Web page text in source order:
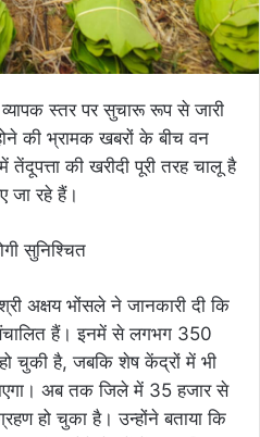
व्यापक स्तर पर सुचारू रूप से जारी
की भ्रामक खबरों के बीच वन
की खरीदी पूरी तरह चालू है
जा रहे हैं।
अक्षय भोंसले ने जानकारी दी कि
हैं। इनमें से लगभग 350
चुकी है, जबकि शेष केंद्रों में भी
अब तक जिले में 35 हजार से
हो चुका है। उन्होंने बताया कि